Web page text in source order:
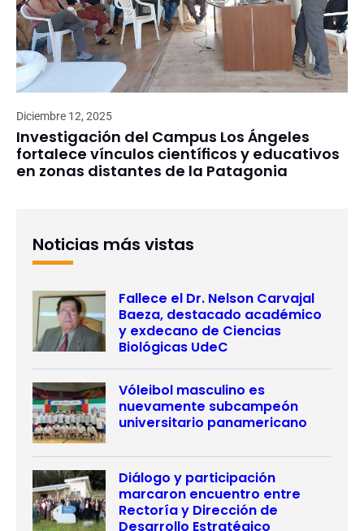
Diciembre 12, 2025
Investigación del Campus Los Ángeles
fortalece vínculos científicos y educativos
en zonas distantes de la Patagonia
Noticias más vistas
Fallece el Dr. Nelson Carvajal
Baeza, destacado académico
y exdecano de Ciencias
Biológicas UdeC
Vóleibol masculino es
nuevamente subcampeón
universitario panamericano
Diálogo y participación
marcaron encuentro entre
Rectoría y Dirección de
Desarrollo Estratégico